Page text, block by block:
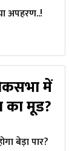
अपहरण..!
में
का मूड?
बेड़ा पार?